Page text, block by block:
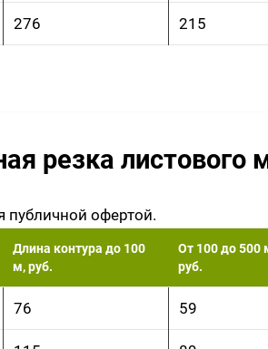
276 215
резка листового
публичной офертой.
Длина контура до 100
м, руб.
От 100 до 500
руб.
76 59